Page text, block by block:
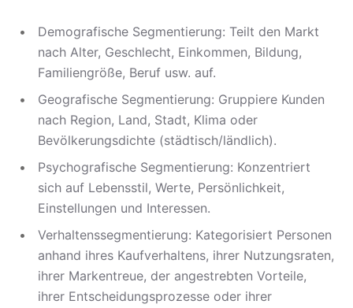
Demografische Segmentierung: Teilt den Markt
nach Alter, Geschlecht, Einkommen, Bildung,
Familiengröße, Beruf usw. auf.
Geografische Segmentierung: Gruppiere Kunden
nach Region, Land, Stadt, Klima oder
Bevölkerungsdichte (städtisch/ländlich).
Psychografische Segmentierung: Konzentriert
sich auf Lebensstil, Werte, Persönlichkeit,
Einstellungen und Interessen.
Verhaltenssegmentierung: Kategorisiert Personen
anhand ihres Kaufverhaltens, ihrer Nutzungsraten,
ihrer Markentreue, der angestrebten Vorteile,
ihrer Entscheidungsprozesse oder ihrer